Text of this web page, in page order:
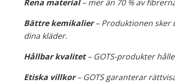
Rena material– mer än 70 % av
Bättre kemikalier– Produktionen sker
dina kläder.
Hållbar kvalitet– GOTS-produkter
Etiska villkor– GOTS garanterar